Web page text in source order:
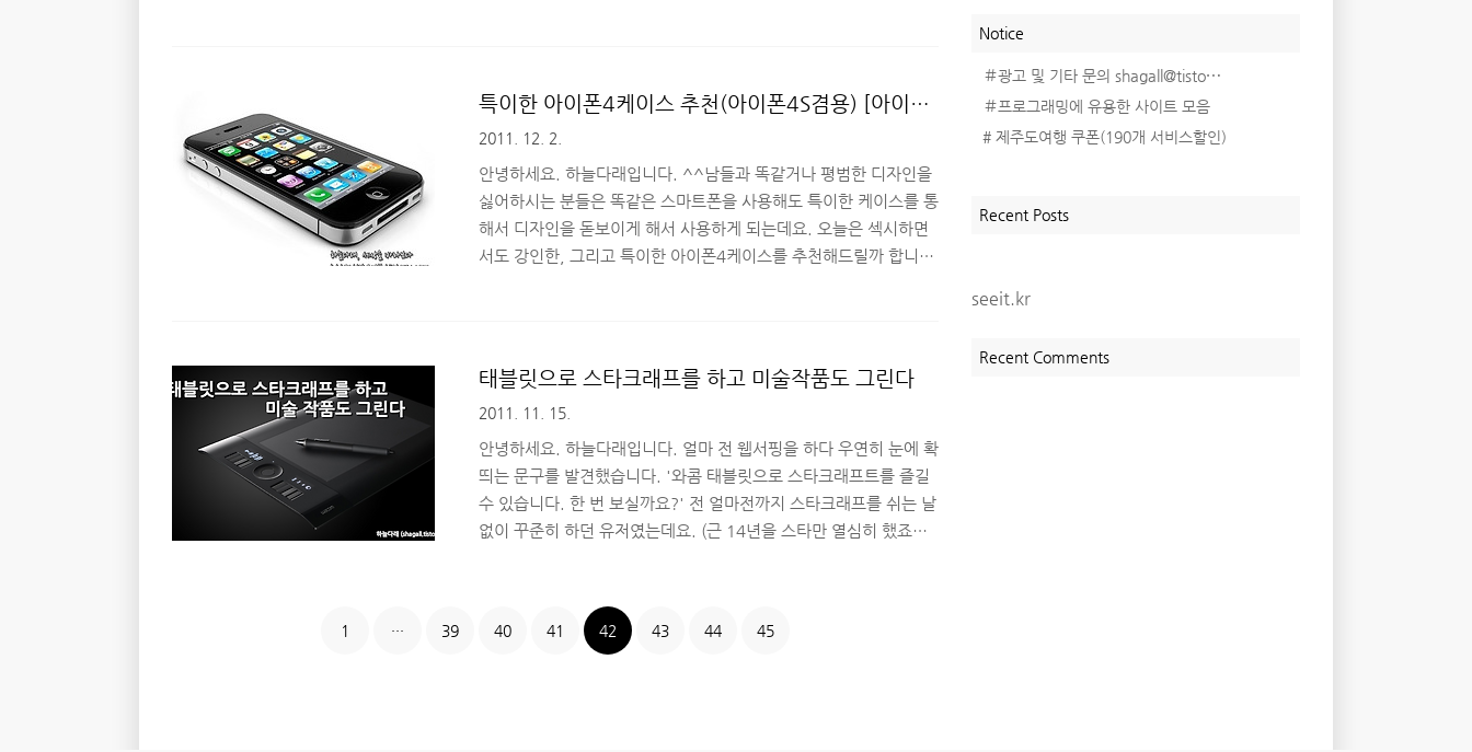
Notice
＃광고 및 기타 문의 shagall@tisto⋯
＃프로그래밍에 유용한 사이트 모음
# 제주도여행 쿠폰(190개 서비스할인)
Recent Posts
seeit.kr
Recent Comments
지만 이 때마다 내장 스피커의 출력이나 음질이 좋지 않아 불만족스
러울 때가 있는데요. 이런 불만을 해결해 줄 수 있는 거치대 스피커
를 추천해 드리려고 합니다. ^^이번에 아이피트2 스마트폰&스마트
패드 거치대 스피커를 체험해 볼 수 있는 기회가 되서 리뷰 작성하
려..
특이한 아이폰4케이스 추천(아이폰4S겸용) [아이폰
4/아이폰4S 악세사리]
2011. 12. 2.
안녕하세요. 하늘다래입니다. ^^남들과 똑같거나 평범한 디자인을
싫어하시는 분들은 똑같은 스마트폰을 사용해도 특이한 케이스를 통
해서 디자인을 돋보이게 해서 사용하게 되는데요. 오늘은 섹시하면
서도 강인한, 그리고 특이한 아이폰4케이스를 추천해드릴까 합니
SS501, 이민우 등이 즐겨 사용하며, 아이비가 2005년 국내 모델로
활동하기도 했던 에드 하디(Ed Hardy) 입니다.에드 하디(Ed
Hardy)는 동양적인 느낌의 신비스러운 문양을 사용, 해골, 타이거
등의 문양으로 헐리웃스타들을 비롯해 세계적으로 많은 마..
태블릿으로 스타크래프를 하고 미술작품도 그린다
2011. 11. 15.
안녕하세요. 하늘다래입니다. 얼마 전 웹서핑을 하다 우연히 눈에 확
띄는 문구를 발견했습니다. '와콤 태블릿으로 스타크래프트를 즐길
수 있습니다. 한 번 보실까요?' 전 얼마전까지 스타크래프를 쉬는 날
없이 꾸준히 하던 유저였는데요. (근 14년을 스타만 열심히 했죠
던 와콤 태블릿 제품으로 게임을 한다니 너무 신기해서 동영상을 클
릭해봤습니다. ^^ ▲ starcraft 2 ii intuos3 wacom zerg 란 제목
1 ··· 39 40 41 42 43 44 45